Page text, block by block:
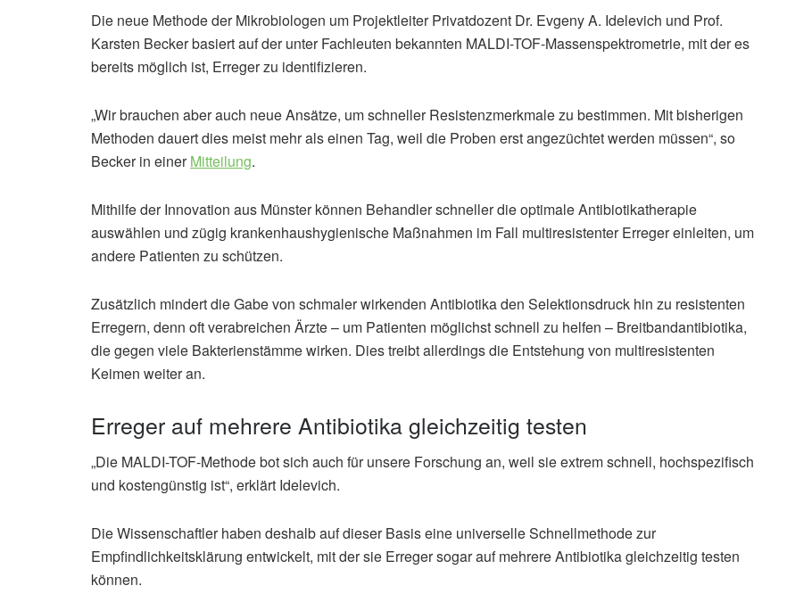
Die neue Methode der Mikrobiologen um Projektleiter Privatdozent Dr. Evgeny A. Idelevich und Prof.
Karsten Becker basiert auf der unter Fachleuten bekannten MALDI-TOF-Massenspektrometrie, mit der es
bereits möglich ist, Erreger zu identifizieren.
„Wir brauchen aber auch neue Ansätze, um schneller Resistenzmerkmale zu bestimmen. Mit bisherigen
Methoden dauert dies meist mehr als einen Tag, weil die Proben erst angezüchtet werden müssen“, so
Becker in einerMitteilung.
Mithilfe der Innovation aus Münster können Behandler schneller die optimale Antibiotikatherapie
auswählen und zügig krankenhaushygienische Maßnahmen im Fall multiresistenter Erreger einleiten, um
andere Patienten zu schützen.
Zusätzlich mindert die Gabe von schmaler wirkenden Antibiotika den Selektionsdruck hin zu resistenten
Erregern, denn oft verabreichen Ärzte – um Patienten möglichst schnell zu helfen – Breitbandantibiotika,
die gegen viele Bakterienstämme wirken. Dies treibt allerdings die Entstehung von multiresistenten
Keimen weiter an.
Erreger auf mehrere Antibiotika gleichzeitig testen
„Die MALDI-TOF-Methode bot sich auch für unsere Forschung an, weil sie extrem schnell, hochspezifisch
und kostengünstig ist“, erklärt Idelevich.
Die Wissenschaftler haben deshalb auf dieser Basis eine universelle Schnellmethode zur
Empfindlichkeitsklärung entwickelt, mit der sie Erreger sogar auf mehrere Antibiotika gleichzeitig testen
können.